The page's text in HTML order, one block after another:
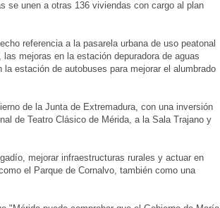
se unen a otras 136 viviendas con cargo al plan
referencia a la pasarela urbana de uso peatonal
mejoras en la estación depuradora de aguas
estación de autobuses para mejorar el alumbrado
de la Junta de Extremadura, con una inversión
de Teatro Clásico de Mérida, a la Sala Trajano y
mejorar infraestructuras rurales y actuar en
el Parque de Cornalvo, también como una